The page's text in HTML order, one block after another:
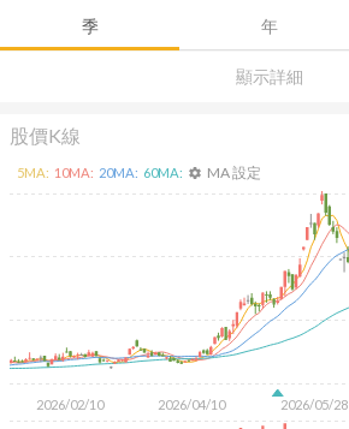
顯示詳細
季 年
股價K線
2026/02/10 2026/04/10 2026/05/28
5MA: 10MA: 20MA: 60MA: settings MA 設定